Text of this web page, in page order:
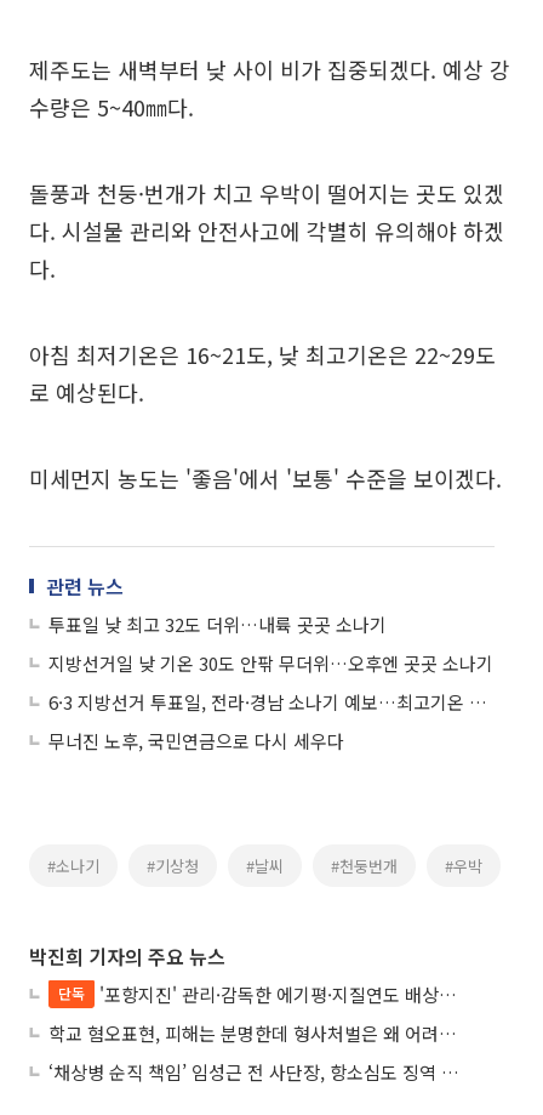
제주도는 새벽부터 낮 사이 비가 집중되겠다. 예상 강
수량은 5~40㎜다.
돌풍과 천둥·번개가 치고 우박이 떨어지는 곳도 있겠
다. 시설물 관리와 안전사고에 각별히 유의해야 하겠
다.
아침 최저기온은 16~21도, 낮 최고기온은 22~29도
로 예상된다.
미세먼지 농도는 '좋음'에서 '보통' 수준을 보이겠다.
관련 뉴스
투표일 낮 최고 32도 더위…내륙 곳곳 소나기
지방선거일 낮 기온 30도 안팎 무더위…오후엔 곳곳 소나기
6·3 지방선거 투표일, 전라·경남 소나기 예보…최고기온 33도 '더위'
무너진 노후, 국민연금으로 다시 세우다
#소나기 #기상청 #날씨 #천둥번개 #우박
박진희 기자의 주요 뉴스
단독
'포항지진' 관리·감독한 에기평·지질연도 배상책임…법원 “안전의무 당연”
학교 혐오표현, 피해는 분명한데 형사처벌은 왜 어려울까?
‘채상병 순직 책임’ 임성근 전 사단장, 항소심도 징역 3년